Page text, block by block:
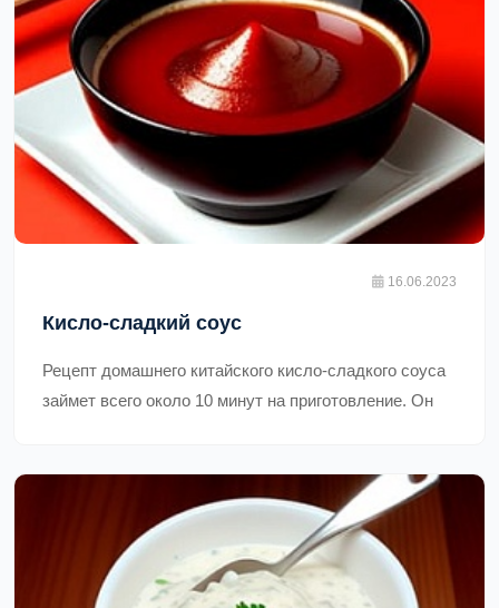
16.06.2023
Кисло-сладкий соус
Рецепт домашнего китайского кисло-сладкого соуса
займет всего около 10 минут на приготовление. Он
магазине, а также полезен, так как не содержит
искусственных добавок и консервантов. Готовый
соус можно подавать с любимыми блюдами, такими
как курица, свинина, рыба или овощи.,